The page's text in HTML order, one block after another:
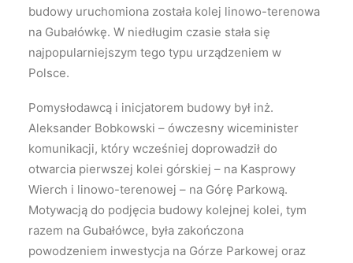
budowy uruchomiona została kolej linowo-terenowa
na Gubałówkę. W niedługim czasie stała się
najpopularniejszym tego typu urządzeniem w
Polsce.
Pomysłodawcą i inicjatorem budowy był inż.
Aleksander Bobkowski – ówczesny wiceminister
komunikacji, który wcześniej doprowadził do
otwarcia pierwszej kolei górskiej – na Kasprowy
Wierch i linowo-terenowej – na Górę Parkową.
Motywacją do podjęcia budowy kolejnej kolei, tym
razem na Gubałówce, była zakończona
powodzeniem inwestycja na Górze Parkowej oraz